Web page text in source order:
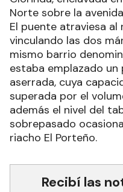
Norte sobre la
El puente atraviesa al
vinculando las dos
mismo barrio
estaba emplazado
aserrada, cuya
superada por el
además el nivel del
sobrepasado
riacho El Porteño.
Recibí las